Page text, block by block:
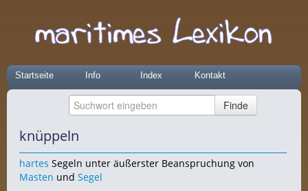
Startseite Info Index Kontakt
knüppeln
hartes Segeln unter äußerster Beanspruchung von
Masten und Segel